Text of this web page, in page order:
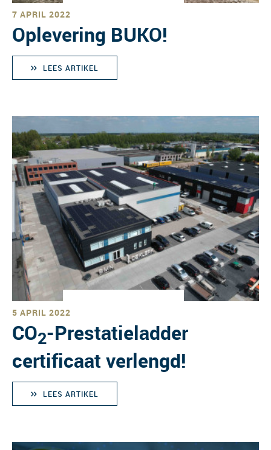
7 APRIL 2022
Oplevering BUKO!
LEES ARTIKEL
5 APRIL 2022
CO2-Prestatieladder
certificaat verlengd!
LEES ARTIKEL